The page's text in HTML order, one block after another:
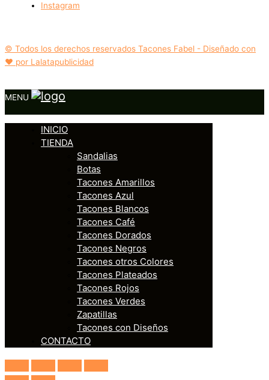
Instagram
© Todos los derechos reservados Tacones Fabel - Diseñado con
❤️ por Lalatapublicidad
MENU
INICIO
TIENDA
Sandalias
Botas
Tacones Amarillos
Tacones Azul
Tacones Blancos
Tacones Café
Tacones Dorados
Tacones Negros
Tacones otros Colores
Tacones Plateados
Tacones Rojos
Tacones Verdes
Zapatillas
Tacones con Diseños
CONTACTO